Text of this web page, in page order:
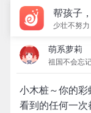
帮孩子
少壮不努
萌系萝莉
祖国不会忘
小木桩～你的
看到的任何一